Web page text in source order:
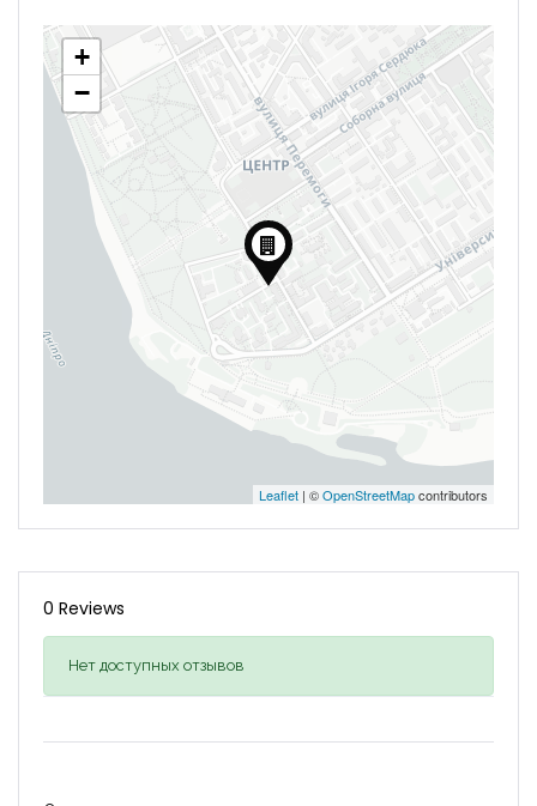
+
−
Leaflet | ©OpenStreetMapcontributors
0 Reviews
Нет доступных отзывов